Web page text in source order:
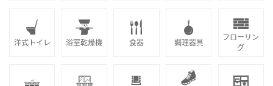
洋式トイレ 浴室乾燥機 食器 調理器具
フローリン
グ